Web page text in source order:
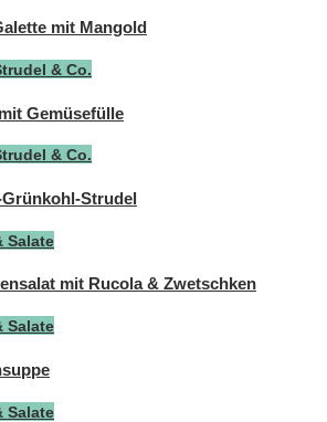
mit Mangold
& Co.
Gemüsefülle
& Co.
Strudel
Salate
mit Rucola & Zwetschken
Salate
Salate